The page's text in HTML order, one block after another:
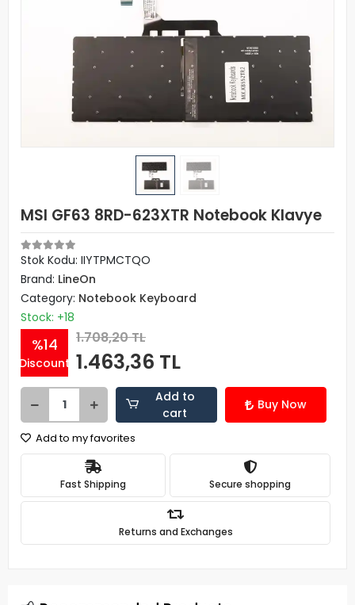
MSI GF63 8RD-623XTR Notebook Klavye
Stok Kodu: IIYTPMCTQO
Brand: LineOn
Category: Notebook Keyboard
Stock: +18
%14
Discount
1.708,20 TL
1.463,36 TL
Add to
cart
Buy Now
Add to my favorites
Fast Shipping Secure shopping
Returns and Exchanges